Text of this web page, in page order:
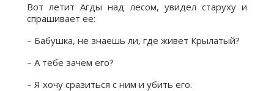
Вот летит Агды над лесом, увидел старуху и
спрашивает ее:
– Бабушка, не знаешь ли, где живет Крылатый?
– А тебе зачем его?
– Я хочу сразиться с ним и убить его.